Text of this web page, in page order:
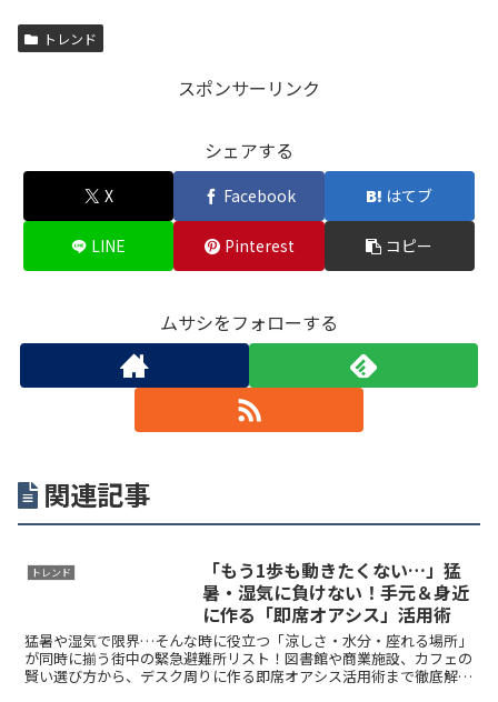
トレンド
スポンサーリンク
シェアする
X Facebook はてブ
LINE Pinterest コピー
ムサシをフォローする
関連記事
トレンド
「もう1歩も動きたくない…」猛
暑・湿気に負けない！手元＆身近
に作る「即席オアシス」活用術
猛暑や湿気で限界…そんな時に役立つ「涼しさ・水分・座れる場所」
が同時に揃う街中の緊急避難所リスト！図書館や商業施設、カフェの
賢い選び方から、デスク周りに作る即席オアシス活用術まで徹底解